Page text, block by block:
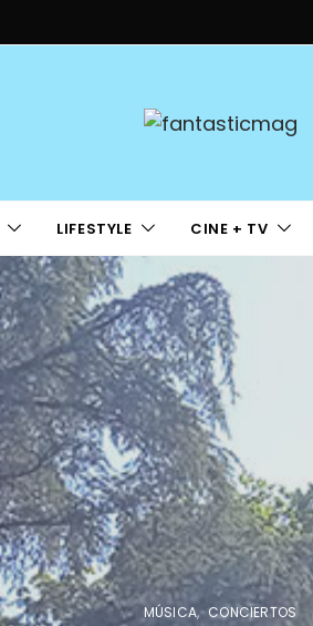
LIFESTYLE CINE + TV
MÚSICA CONCIERTOS